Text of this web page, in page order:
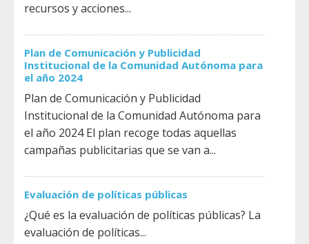
recursos y acciones...
Plan de Comunicación y Publicidad
Institucional de la Comunidad Autónoma para
el año 2024
Plan de Comunicación y Publicidad
Institucional de la Comunidad Autónoma para
el año 2024 El plan recoge todas aquellas
campañas publicitarias que se van a...
Evaluación de políticas públicas
¿Qué es la evaluación de políticas públicas? La
evaluación de políticas...